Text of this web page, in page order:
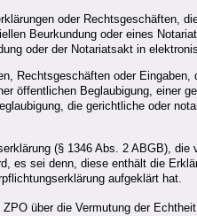
oder Rechtsgeschäften,
Beurkundung oder eines
oder der Notariatsakt in
Rechtsgeschäften oder
öffentlichen Beglaubigung, einer
die gerichtliche oder
(§ 1346 Abs. 2 ABGB),
es sei denn, diese enthält die
aufgeklärt hat.
über die Vermutung der